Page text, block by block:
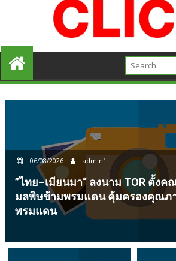
admin1
นมา“ ลงนาม TOR ตั้งคณะทำงานร่ว
พรมแดน คุ้มครองคุณภาพน้ำแม่น้ำ